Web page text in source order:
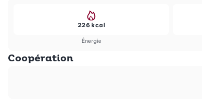
Énergie
226 kcal
Coopération